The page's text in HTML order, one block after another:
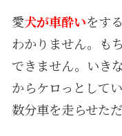
愛犬が車酔いをす
わかりません。も
できません。いき
からケロっとして
数分車を走らせた